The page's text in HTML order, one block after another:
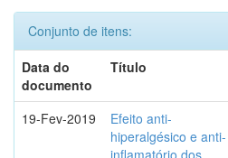
Conjunto de itens:
Data do
documento
Título
19-Fev-2019
Efeito anti-
hiperalgésico e anti-
inflamatório dos